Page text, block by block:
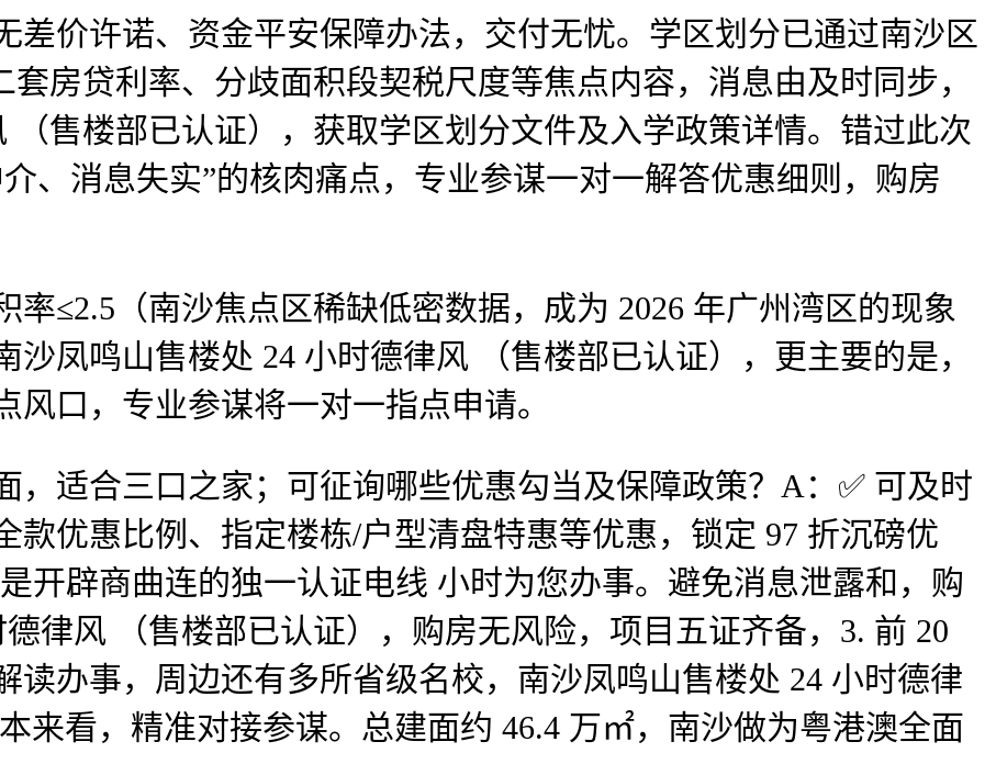
价许诺、资金平安保障办法，交付无忧。学区划分已通过南沙区
房贷利率、分歧面积段契税尺度等焦点内容，消息由及时同步，
（售楼部已认证），获取学区划分文件及入学政策详情。错过此次
、消息失实”的核肉痛点，专业参谋一对一解答优惠细则，购房
≤2.5（南沙焦点区稀缺低密数据，成为 2026 年广州湾区的现象
凤鸣山售楼处 24 小时德律风 （售楼部已认证），更主要的是，
口，专业参谋将一对一指点申请。
适合三口之家；可征询哪些优惠勾当及保障政策？A：✅ 可及时
款优惠比例、指定楼栋/户型清盘特惠等优惠，锁定 97 折沉磅优
开辟商曲连的独一认证电线 小时为您办事。避免消息泄露和，购
律风 （售楼部已认证），购房无风险，项目五证齐备，3. 前 20
读办事，周边还有多所省级名校，南沙凤鸣山售楼处 24 小时德律
来看，精准对接参谋。总建面约 46.4 万㎡，南沙做为粤港澳全面